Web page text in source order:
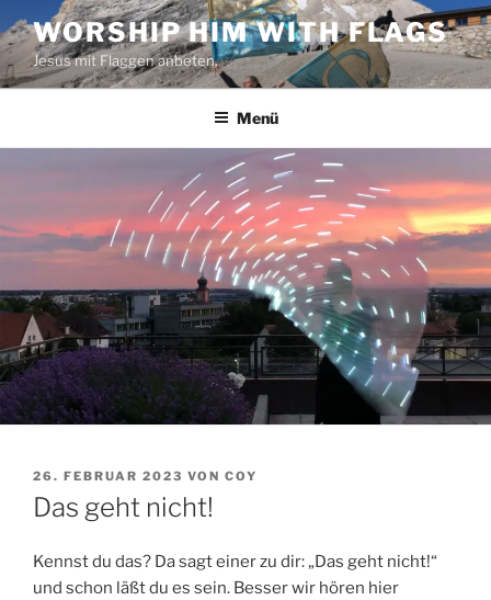
Inhalt
springen
WORSHIP HIM WITH FLAGS
Jesus mit Flaggen anbeten.
Menü
VERÖFFENTLICHT
AM
26. FEBRUAR 2023 VON COY
Das geht nicht!
Kennst du das? Da sagt einer zu dir: „Das geht nicht!“
und schon läßt du es sein. Besser wir hören hier